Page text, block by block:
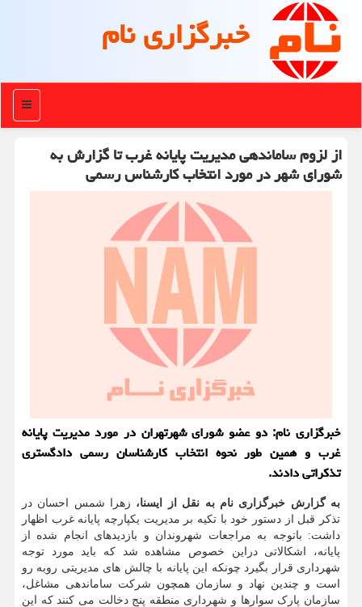
خبرگزاری نام
منو
از لزوم ساماندهی مدیریت پایانه غرب تا گزارش به
شورای شهر در مورد انتخاب کارشناس رسمی
خبرگزاری نام: دو عضو شورای شهرتهران در مورد مدیریت پایانه
غرب و همین طور نحوه انتخاب کارشناسان رسمی دادگستری
تذکراتی دادند.
به گزارش خبرگزاری نام به نقل از ایسنا، زهرا شمس احسان در
تذکر قبل از دستور خود با تکیه بر مدیریت یکپارچه پایانه غرب اظهار
داشت: باتوجه به مراجعات شهروندان و بازدیدهای انجام شده از
پایانه، اشکالاتی دراین خصوص مشاهده شد که باید مورد توجه
شهرداری قرار بگیرد چونکه این پایانه با چالش های مدیریتی روبه رو
است و چندین نهاد و سازمان همچون شرکت ساماندهی مشاغل،
سازمان پارک سوارها و شهرداری منطقه پنج دخالت می کنند که این